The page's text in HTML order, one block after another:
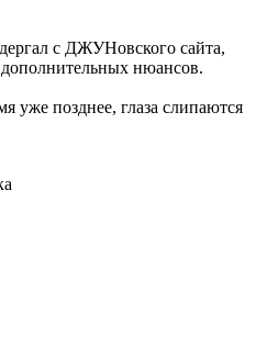
с ДЖУНовского сайта,
нюансов.
уже позднее, глаза слипаются